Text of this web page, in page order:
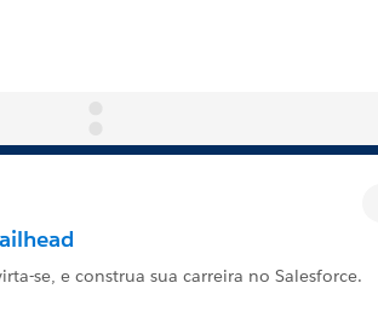
se, e construa sua carreira no Salesforce.